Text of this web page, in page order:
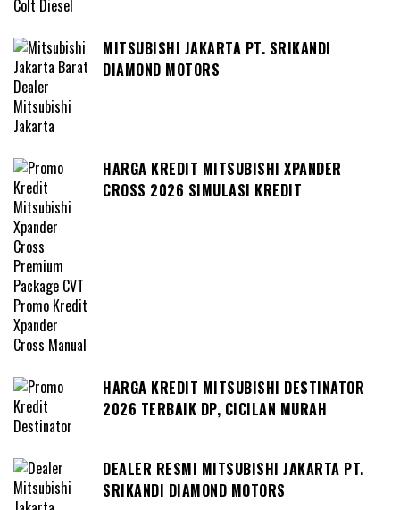
MITSUBISHI JAKARTA PT. SRIKANDI
DIAMOND MOTORS
HARGA KREDIT MITSUBISHI XPANDER
CROSS 2026 SIMULASI KREDIT
HARGA KREDIT MITSUBISHI DESTINATOR
2026 TERBAIK DP, CICILAN MURAH
DEALER RESMI MITSUBISHI JAKARTA PT.
SRIKANDI DIAMOND MOTORS